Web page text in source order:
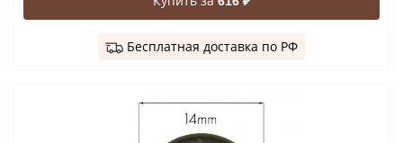
Бесплатная доставка по РФ